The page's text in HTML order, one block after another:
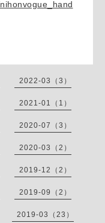
2022-03（3）
2021-01（1）
2020-07（3）
2020-03（2）
2019-12（2）
2019-09（2）
2019-03（23）